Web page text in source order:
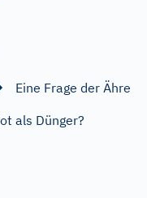
Eine Frage der Ähre
als Dünger?